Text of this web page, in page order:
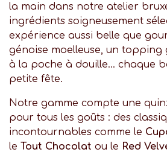
la main dans notre atelier
ingrédients soigneusement
expérience aussi belle que
génoise moelleuse, un topping
à la poche à douille… chaque
petite fête.
Notre gamme compte une
pour tous les goûts : des
incontournables comme le
le Tout Chocolat ou le Red